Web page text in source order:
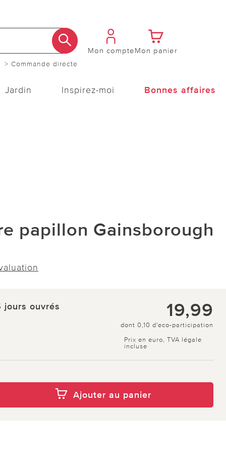
> Commande directe
Mon compteMon panier
Jardin Inspirez-moi Bonnes affaires
papillon Gainsborough
jours ouvrés 19,99
dont 0,10 d'eco-participation
Prix en euro, TVA légale
incluse
Ajouter au panier